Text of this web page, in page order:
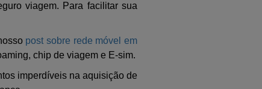
viagem. Para facilitar sua
post sobre rede móvel em
chip de viagem e E-sim.
imperdíveis na aquisição de